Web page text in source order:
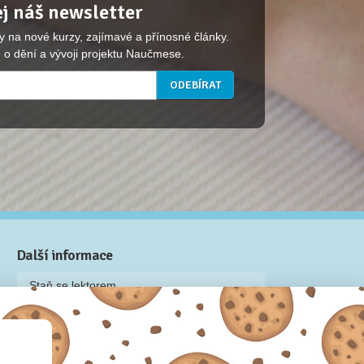
náš newsletter
na nové kurzy, zajímavé a přínosné články.
o dění a vývoji projektu Naučmese.
Další informace
Staň se lektorem
Video: Jak připravit kurz na Naučmese
Často kladené dotazy